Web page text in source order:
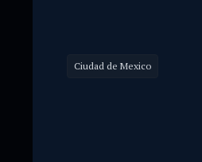
Ciudad de Mexico